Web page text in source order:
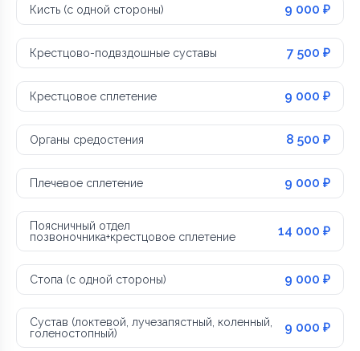
Кисть (с одной стороны) 9 000 ₽
Крестцово-подвздошные суставы 7 500 ₽
Крестцовое сплетение 9 000 ₽
Органы средостения 8 500 ₽
Плечевое сплетение 9 000 ₽
Поясничный отдел
позвоночника+крестцовое сплетение
14 000 ₽
Стопа (с одной стороны) 9 000 ₽
Сустав (локтевой, лучезапястный, коленный,
голеностопный)
9 000 ₽